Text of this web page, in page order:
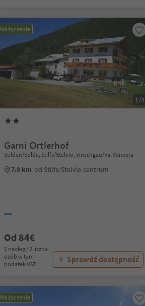
Na życzenie
1/4
Garni Ortlerhof
Sulden/Solda, Stilfs/Stelvio, Vinschgau/Val Venosta
7.8 km od Stilfs/Stelvio centrum
Od 84€
1 nocleg / 2 liczba
osób w tym
podatek VAT
Sprawdź dostępność
Na życzenie